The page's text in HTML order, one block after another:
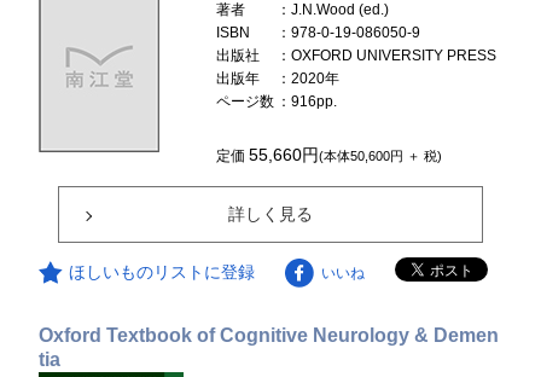
著者
：J.N.Wood (ed.)
ISBN
：978-0-19-086050-9
出版社
：OXFORD UNIVERSITY PRESS
出版年
：2020年
ページ数 ：916pp.
定価55,660円(本体50,600円 ＋ 税)
詳しく見る
ほしいものリストに登録 いいね
Oxford Textbook of Cognitive Neurology & Demen
tia